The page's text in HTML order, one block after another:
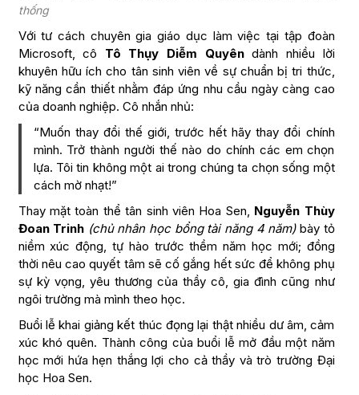
thống
Với tư cách chuyên gia giáo dục làm việc tại tập đoàn
Microsoft, cô Tô Thụy Diễm Quyêndành nhiều lời
khuyên hữu ích cho tân sinh viên về sự chuẩn bị tri thức,
kỹ năng cần thiết nhằm đáp ứng nhu cầu ngày càng cao
của doanh nghiệp. Cô nhắn nhủ:
“Muốn thay đổi thế giới, trước hết hãy thay đổi chính
mình. Trở thành người thế nào do chính các em chọn
lựa. Tôi tin không một ai trong chúng ta chọn sống một
cách mờ nhạt!”
Thay mặt toàn thể tân sinh viên Hoa Sen, Nguyễn Thùy
Đoan Trinh (chủ nhân học bổng tài năng 4 năm) bày tỏ
niềm xúc động, tự hào trước thềm năm học mới; đồng
thời nêu cao quyết tâm sẽ cố gắng hết sức để không phụ
sự kỳ vọng, yêu thương của thầy cô, gia đình cũng như
ngôi trường mà mình theo học.
Buổi lễ khai giảng kết thúc đọng lại thật nhiều dư âm, cảm
xúc khó quên. Thành công của buổi lễ mở đầu một năm
học mới hứa hẹn thắng lợi cho cả thầy và trò trường Đại
học Hoa Sen.